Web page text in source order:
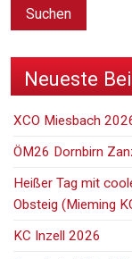
Neueste
XCO Miesbach
ÖM26 Dornbirn
Heißer Tag mit
Obsteig (Mieming
KC Inzell 2026